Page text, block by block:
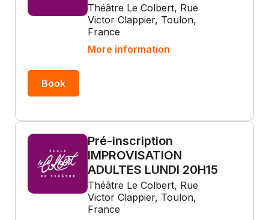
Théâtre Le Colbert, Rue
Victor Clappier, Toulon,
France
More information
Book
Pré-inscription
IMPROVISATION
ADULTES LUNDI 20H15
Théâtre Le Colbert, Rue
Victor Clappier, Toulon,
France